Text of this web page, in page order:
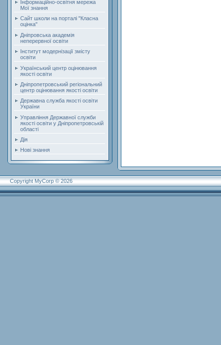
Інформаційно-освітня мережа
Мої знання
Сайт школи на порталі "Класна
оцінка"
Дніпровська академія
неперервної освіти
Інститут модернізації змісту
освіти
Український центр оцінювання
якості освіти
Дніпропетровський регіональний
центр оцінювання якості освіти
Державна служба якості освіти
України
Управління Державної служби
якості освіти у Дніпропетровській
області
Дія
Нові знання
Copyright MyCorp © 2026